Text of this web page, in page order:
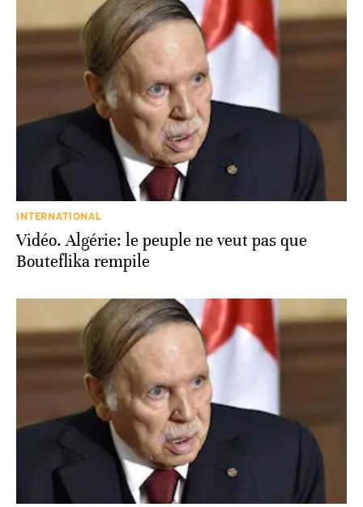
INTERNATIONAL
Vidéo. Algérie: le peuple ne veut pas que
Bouteflika rempile